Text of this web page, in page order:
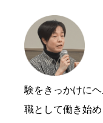
験をきっかけに
職として働き始